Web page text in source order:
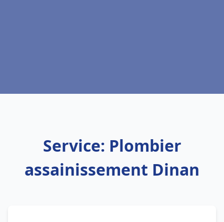
Service: Plombier
assainissement Dinan